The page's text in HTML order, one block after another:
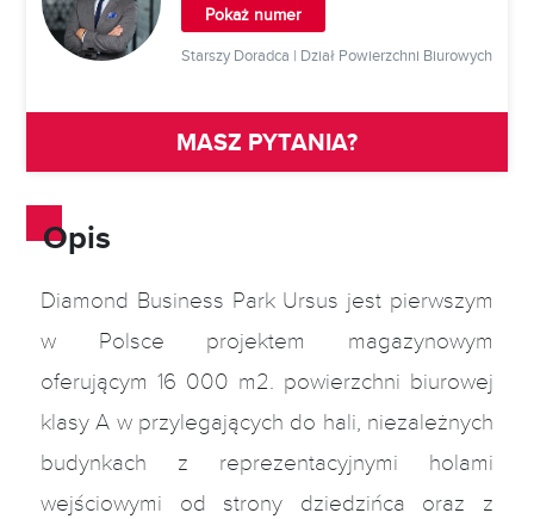
Pokaż numer
Starszy Doradca | Dział Powierzchni Biurowych
MASZ PYTANIA?
Opis
Diamond Business Park Ursus jest pierwszym
w Polsce projektem magazynowym
oferującym 16 000 m2. powierzchni biurowej
klasy A w przylegających do hali, niezależnych
budynkach z reprezentacyjnymi holami
wejściowymi od strony dziedzińca oraz z